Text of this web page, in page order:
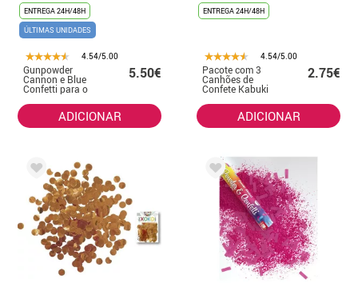
ENTREGA 24H/48H
ÚLTIMAS UNIDADES
4.54/5.00
Gunpowder
Cannon e Blue
Confetti para o
gênero revelam
30 cm
5.50€
ADICIONAR
ENTREGA 24H/48H
4.54/5.00
Pacote com 3
Canhões de
Confete Kabuki
de 10,5 cm
2.75€
ADICIONAR